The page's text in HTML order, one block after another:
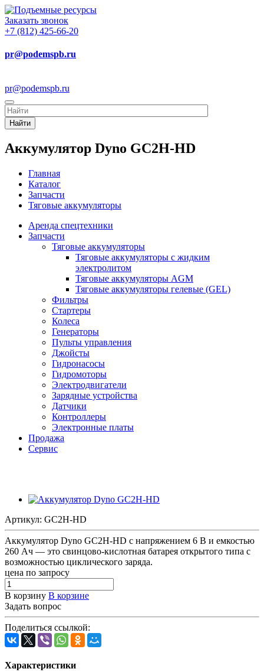
Заказать звонок
+7 (812) 425-66-20
pr@podemspb.ru
pr@podemspb.ru
Найти
Аккумулятор Dyno GC2H-HD
Главная
Каталог
Запчасти
Тяговые аккумуляторы
Аренда спецтехники
Запчасти
Тяговые аккумуляторы
Тяговые аккумуляторы с жидким
электролитом
Тяговые аккумуляторы AGM
Тяговые аккумуляторы гелевые (GEL)
Фильтры
Стартеры
Колеса
Генераторы
Пульты управления
Джойсты
Гидронасосы
Гидромоторы
Электродвигатели
Зарядные устройства
Датчики
Контроллеры
Электронные платы
Продажа
Сервис
Артикул: GC2H-HD
Аккумулятор Dyno GC2H-HD с напряжением 6 В и емкостью
260 Ач — это свинцово-кислотная батарея открытого типа с
возможностью циклического заряда.
цена по запросу
В корзину В корзине
Задать вопрос
Поделиться ссылкой:
Характеристики